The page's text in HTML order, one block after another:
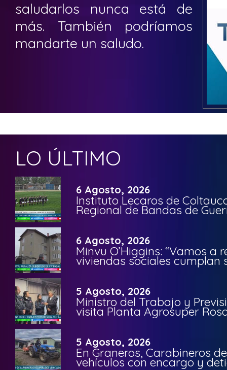
saludarlos nunca está de
más. También podríamos
mandarte un saludo.
LO ÚLTIMO
6 Agosto, 2026
Instituto Lecaros de
Regional de Bandas de
6 Agosto, 2026
Minvu O’Higgins: “Vamos a
viviendas sociales cumplan
5 Agosto, 2026
Ministro del Trabajo y
visita Planta Agrosuper
5 Agosto, 2026
En Graneros, Carabineros
vehículos con encargo y